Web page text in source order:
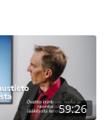
59:26